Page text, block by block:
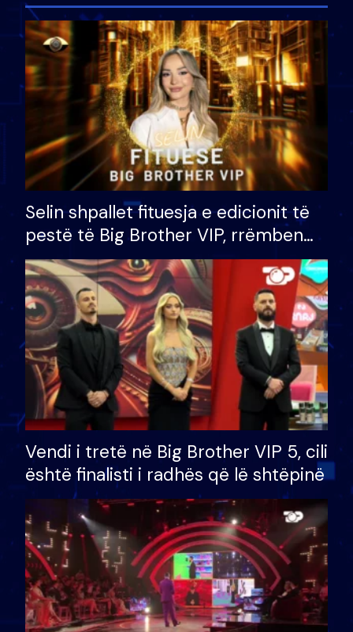
Selin shpallet fituesja e edicionit të
pestë të Big Brother VIP, rrëmben
çmimin e madh prej 100 mijë eurosh
Vendi i tretë në Big Brother VIP 5, cili
është finalisti i radhës që lë shtëpinë